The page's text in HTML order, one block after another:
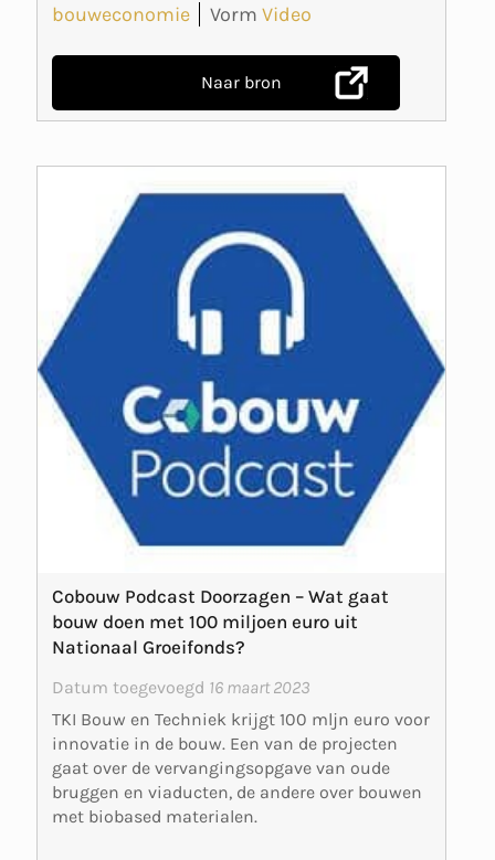
bouweconomie
Vorm Video
Naar bron
Cobouw Podcast Doorzagen – Wat gaat
bouw doen met 100 miljoen euro uit
Nationaal Groeifonds?
Datum toegevoegd 16 maart 2023
TKI Bouw en Techniek krijgt 100 mljn euro voor
innovatie in de bouw. Een van de projecten
gaat over de vervangingsopgave van oude
bruggen en viaducten, de andere over bouwen
met biobased materialen.